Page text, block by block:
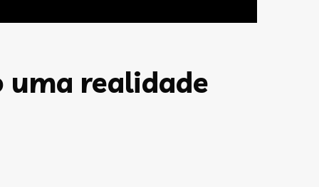
uma realidade